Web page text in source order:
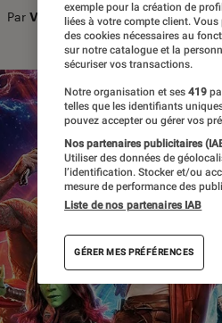
Par Vincent Oms
exemple pour la création de
liées à votre compte client.
des cookies nécessaires au
sur notre catalogue et la
sécuriser vos transactions.
Notre organisation et ses 419
telles que les identifiants
pouvez accepter ou gérer vos
Nos partenaires publicitaires
Utiliser des données de
l’identification. Stocker et/ou
mesure de performance des
Liste de nos partenaires IAB
GÉRER MES PRÉFÉRENCES